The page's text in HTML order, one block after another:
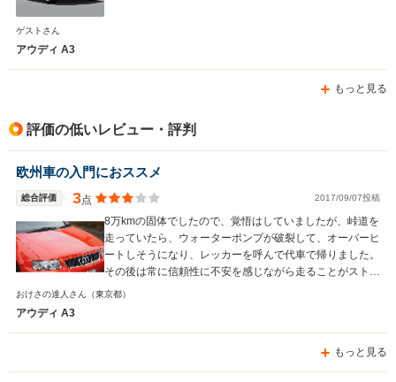
ゲストさん
アウディ A3
もっと見る
評価の低いレビュー・評判
欧州車の入門におススメ
総合評価 3点 2017/09/07投稿
8万kmの固体でしたので、覚悟はしていましたが、峠道を
走っていたら、ウォーターポンプが破裂して、オーバーヒ
ートしそうになり、レッカーを呼んで代車で帰りました。
その後は常に信頼性に不安を感じながら走ることがストレ
スとなり、乗換えを決意しました。 きちんと整備した上
おけさの達人さん （東京都）
アウディ A3
もっと見る